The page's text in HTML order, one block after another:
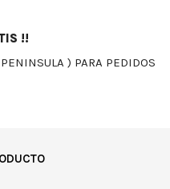
!!
) PARA PEDIDOS